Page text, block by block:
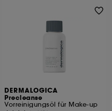
DERMALOGICA
Precleanse
Vorreinigungsöl für Make-up